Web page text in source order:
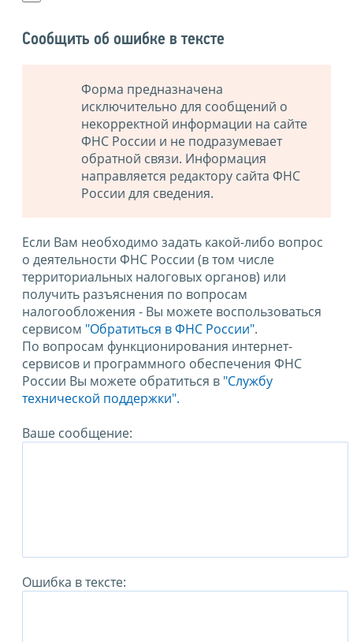
Сообщить об ошибке в тексте
Форма предназначена
исключительно для сообщений о
некорректной информации на сайте
ФНС России и не подразумевает
обратной связи. Информация
направляется редактору сайта ФНС
России для сведения.
Если Вам необходимо задать какой-либо вопрос
о деятельности ФНС России (в том числе
территориальных налоговых органов) или
получить разъяснения по вопросам
налогообложения - Вы можете воспользоваться
сервисом "Обратиться в ФНС России".
По вопросам функционирования интернет-
сервисов и программного обеспечения ФНС
России Вы можете обратиться в "Службу
технической поддержки".
Ваше сообщение:
Ошибка в тексте: